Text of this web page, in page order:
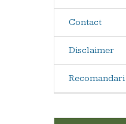
Contact
Disclaimer
Recomandari